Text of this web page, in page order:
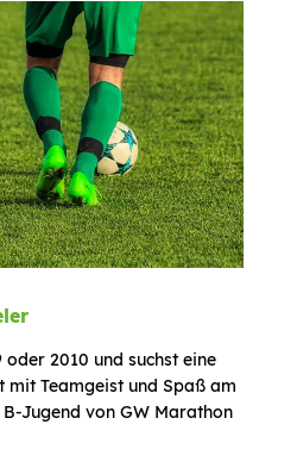
2010 und suchst eine
mit Teamgeist und Spaß am
Jugend von GW Marathon